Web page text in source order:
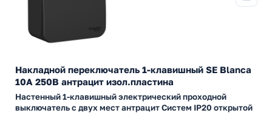
Накладной переключатель 1-клавишный SE Blanca
10А 250В антрацит изол.пластина
Настенный 1-клавишный электрический проходной
выключатель с двух мест антрацит Систем IP20 открытой